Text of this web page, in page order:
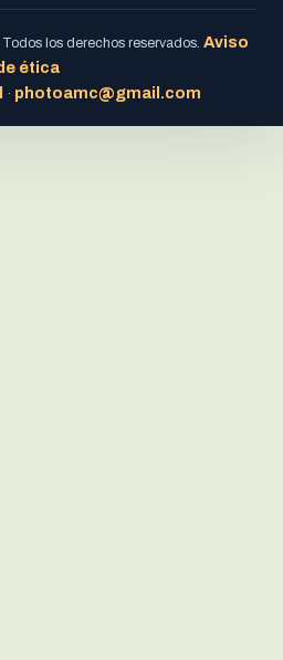
los derechos reservados. Aviso
ética
· photoamc@gmail.com